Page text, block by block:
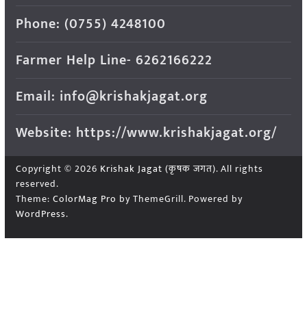
Phone: (0755) 4248100
Farmer Help Line- 6262166222
Email: info@krishakjagat.org
Website: https://www.krishakjagat.org/
Copyright © 2026 Krishak Jagat (कृषक जगत). All rights
reserved.
Theme: ColorMag Pro by ThemeGrill. Powered by
WordPress.